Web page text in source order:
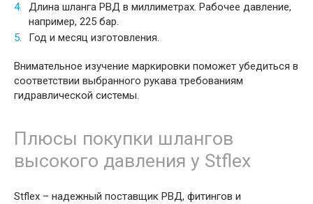
Длина шланга РВД в миллиметрах. Рабочее давление,
например, 225 бар.
Год и месяц изготовления.
Внимательное изучение маркировки поможет убедиться в
соответствии выбранного рукава требованиям
гидравлической системы.
Плюсы покупки шлангов
высокого давления у Stflex
Stflex – надежный поставщик РВД, фитингов и